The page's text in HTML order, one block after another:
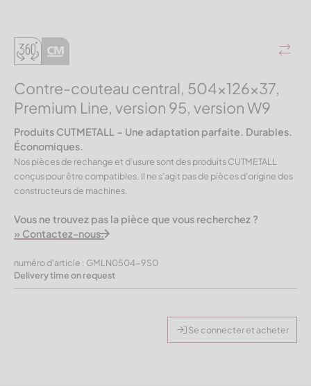
Contre-couteau central, 504x126x37,
Premium Line, version 95, version W9
Produits CUTMETALL – Une adaptation parfaite. Durables.
Économiques.
Nos pièces de rechange et d’usure sont des produits CUTMETALL
conçus pour être compatibles. Il ne s’agit pas de pièces d’origine des
constructeurs de machines.
Vous ne trouvez pas la pièce que vous recherchez ?
» Contactez-nous.
numéro d'article : GMLN0504-9S0
Delivery time on request
Se connecter et acheter